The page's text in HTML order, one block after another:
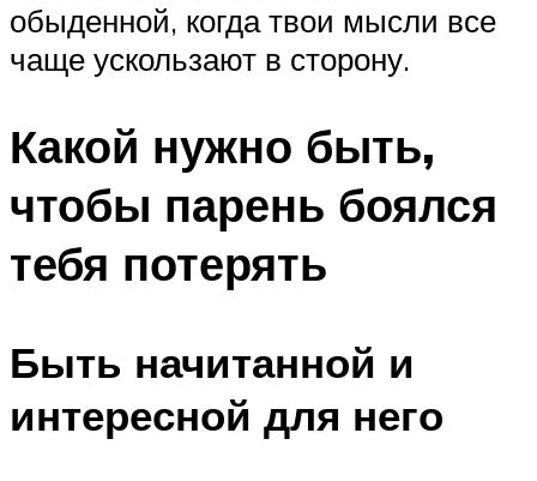
обыденной, когда твои мысли все
чаще ускользают в сторону.
Какой нужно быть,
чтобы парень боялся
тебя потерять
Быть начитанной и
интересной для него